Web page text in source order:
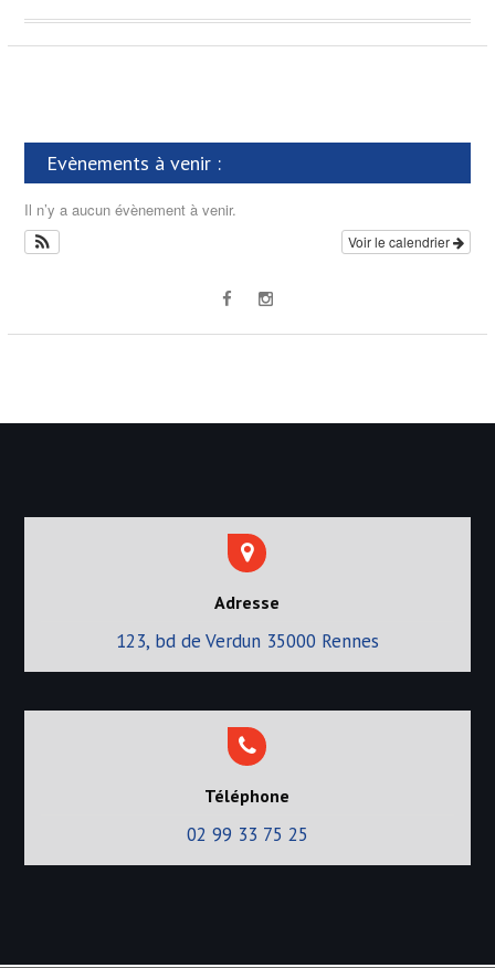
Evènements à venir :
Il n’y a aucun évènement à venir.
Voir le calendrier
Adresse
123, bd de Verdun 35000 Rennes
Téléphone
02 99 33 75 25